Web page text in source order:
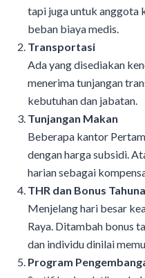
tapi juga untuk anggota
beban biaya medis.
Transportasi
Ada yang disediakan
menerima tunjangan
kebutuhan dan jabatan.
Tunjangan Makan
Beberapa kantor
dengan harga subsidi.
harian sebagai
THR dan Bonus
Menjelang hari besar
Raya. Ditambah bonus
dan individu dinilai
Program